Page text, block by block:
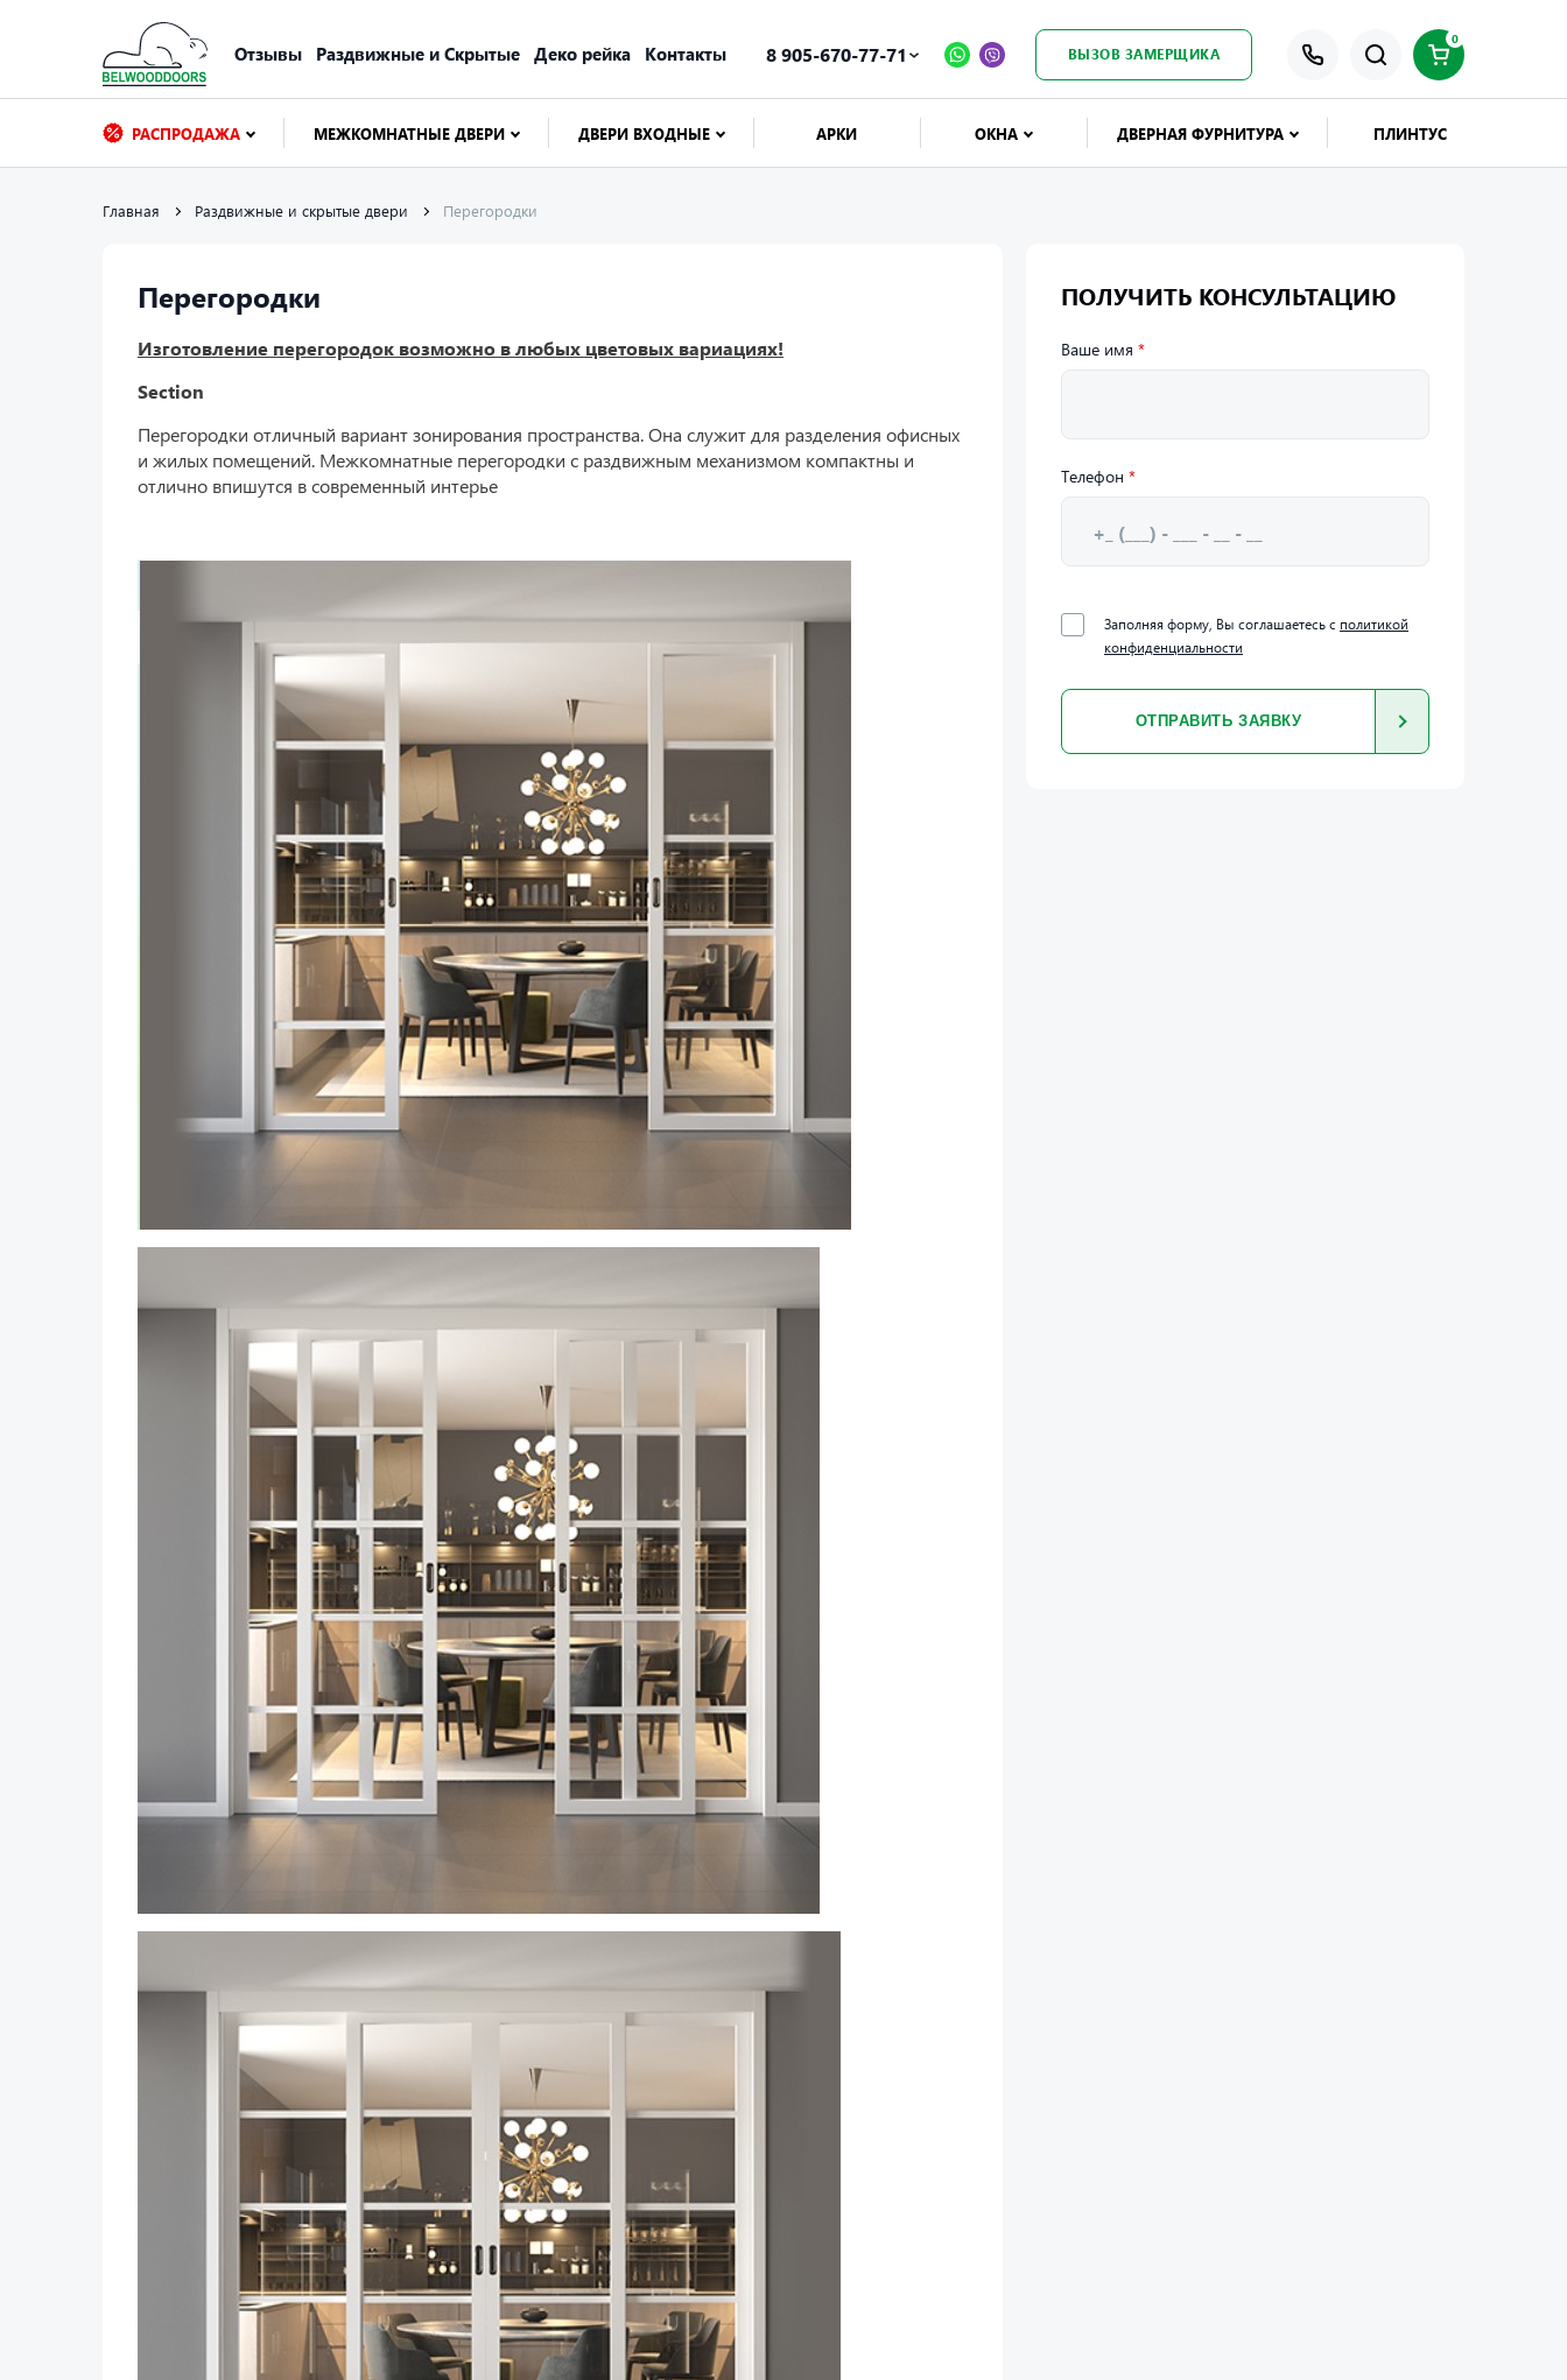
Отзывы Раздвижные и Скрытые Деко рейка Контакты 8 905-670-77-71 ВЫЗОВ ЗАМЕРЩИКА
0
РАСПРОДАЖА МЕЖКОМНАТНЫЕ ДВЕРИ ДВЕРИ ВХОДНЫЕ АРКИ ОКНА ДВЕРНАЯ ФУРНИТУРА ПЛИНТУС
Главная Раздвижные и скрытые двери Перегородки
Перегородки
Изготовление перегородок возможно в любых цветовых вариациях!
Section
Перегородки отличный вариант зонирования пространства. Она служит для разделения офисных
и жилых помещений. Межкомнатные перегородки с раздвижным механизмом компактны и
отлично впишутся в современный интерье
ПОЛУЧИТЬ КОНСУЛЬТАЦИЮ
Ваше имя *
Телефон *
Заполняя форму, Вы соглашаетесь с политикой
конфиденциальности
ОТПРАВИТЬ ЗАЯВКУ